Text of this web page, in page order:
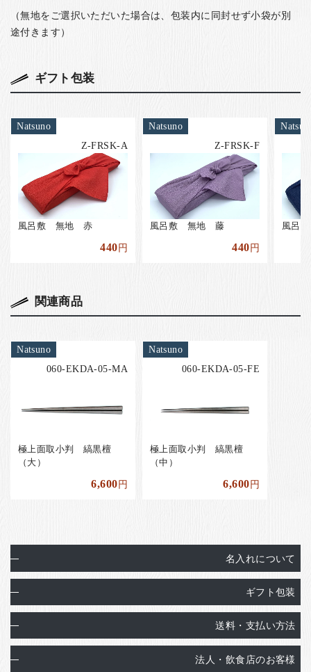
（無地をご選択いただいた場合は、包装内に同封せず小袋が別
途付きます）
ギフト包装
Natsuno
Z-FRSK-A
風呂敷 無地 赤
440円
Natsuno
Z-FRSK-F
風呂敷 無地 藤
440円
風呂
関連商品
Natsuno
060-EKDA-05-MA
極上面取小判 縞黒檀
（大）
6,600円
Natsuno
060-EKDA-05-FE
極上面取小判 縞黒檀
（中）
6,600円
名入れについて
ギフト包装
送料・支払い方法
法人・飲食店のお客様